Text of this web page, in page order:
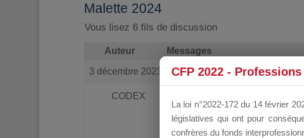
Malette 2024
Vous lisez 6 fils de discussion
Auteur Messages
3 décembre 2023 à 10 h 32 min
CODEX
Avez-vous des informations sur la
Si oui, quel sera le canal de
J’ai déjà posé cette question, il y a
CFP 2022 -
La loi n°2022-172 du 14 février
législatives qui ont pour
confrères du fonds